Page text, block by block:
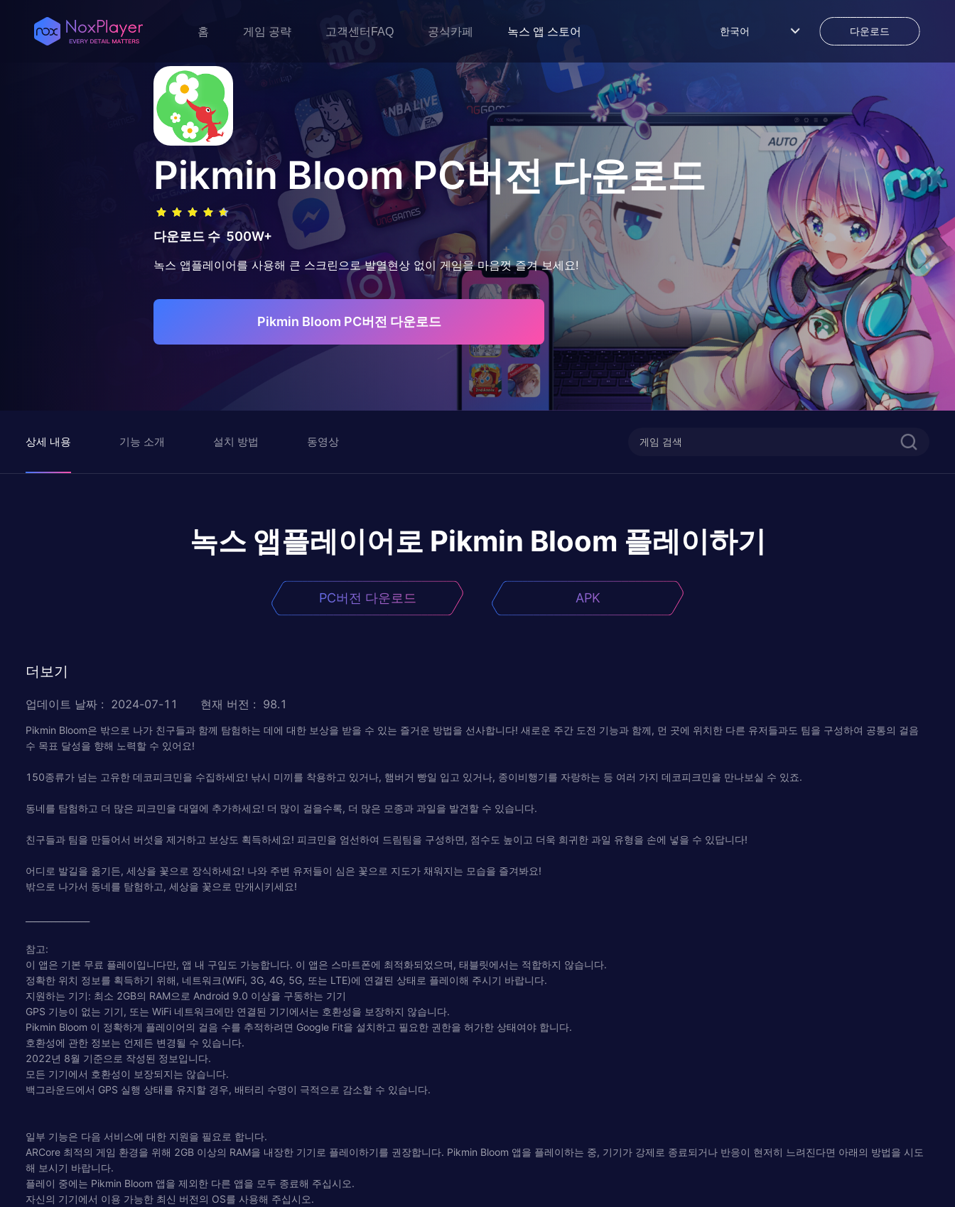
홈 게임 공략 고객센터FAQ 공식카페 녹스 앱 스토어 한국어 다운로드
Pikmin BloomPC버전 다운로드
다운로드 수 500W+
녹스 앱플레이어를 사용해 큰 스크린으로 발열현상 없이 게임을 마음껏 즐겨 보세요!
Pikmin Bloom PC버전 다운로드
상세 내용 기능 소개 설치 방법 동영상
녹스 앱플레이어로 Pikmin Bloom 플레이하기
PC버전 다운로드 APK
더보기
업데이트 날짜 : 2024-07-11 현재 버전 : 98.1
Pikmin Bloom은 밖으로 나가 친구들과 함께 탐험하는 데에 대한 보상을 받을 수 있는 즐거운 방법을 선사합니다! 새로운 주간 도전 기능과 함께, 먼 곳에 위치한 다른 유저들과도 팀을 구성하여 공통의 걸음
수 목표 달성을 향해 노력할 수 있어요!
150종류가 넘는 고유한 데코피크민을 수집하세요! 낚시 미끼를 착용하고 있거나, 햄버거 빵일 입고 있거나, 종이비행기를 자랑하는 등 여러 가지 데코피크민을 만나보실 수 있죠.
동네를 탐험하고 더 많은 피크민을 대열에 추가하세요! 더 많이 걸을수록, 더 많은 모종과 과일을 발견할 수 있습니다.
친구들과 팀을 만들어서 버섯을 제거하고 보상도 획득하세요! 피크민을 엄선하여 드림팀을 구성하면, 점수도 높이고 더욱 희귀한 과일 유형을 손에 넣을 수 있답니다!
어디로 발길을 옮기든, 세상을 꽃으로 장식하세요! 나와 주변 유저들이 심은 꽃으로 지도가 채워지는 모습을 즐겨봐요!
밖으로 나가서 동네를 탐험하고, 세상을 꽃으로 만개시키세요!
참고:
이 앱은 기본 무료 플레이입니다만, 앱 내 구입도 가능합니다. 이 앱은 스마트폰에 최적화되었으며, 태블릿에서는 적합하지 않습니다.
정확한 위치 정보를 획득하기 위해, 네트워크(WiFi, 3G, 4G, 5G, 또는 LTE)에 연결된 상태로 플레이해 주시기 바랍니다.
지원하는 기기: 최소 2GB의 RAM으로 Android 9.0 이상을 구동하는 기기
GPS 기능이 없는 기기, 또는 WiFi 네트워크에만 연결된 기기에서는 호환성을 보장하지 않습니다.
Pikmin Bloom 이 정확하게 플레이어의 걸음 수를 추적하려면 Google Fit을 설치하고 필요한 권한을 허가한 상태여야 합니다.
호환성에 관한 정보는 언제든 변경될 수 있습니다.
2022년 8월 기준으로 작성된 정보입니다.
모든 기기에서 호환성이 보장되지는 않습니다.
백그라운드에서 GPS 실행 상태를 유지할 경우, 배터리 수명이 극적으로 감소할 수 있습니다.
일부 기능은 다음 서비스에 대한 지원을 필요로 합니다.
ARCore 최적의 게임 환경을 위해 2GB 이상의 RAM을 내장한 기기로 플레이하기를 권장합니다. Pikmin Bloom 앱을 플레이하는 중, 기기가 강제로 종료되거나 반응이 현저히 느려진다면 아래의 방법을 시도
해 보시기 바랍니다.
플레이 중에는 Pikmin Bloom 앱을 제외한 다른 앱을 모두 종료해 주십시오.
자신의 기기에서 이용 가능한 최신 버전의 OS를 사용해 주십시오.